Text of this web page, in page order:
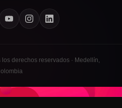
los derechos reservados · Medellín,